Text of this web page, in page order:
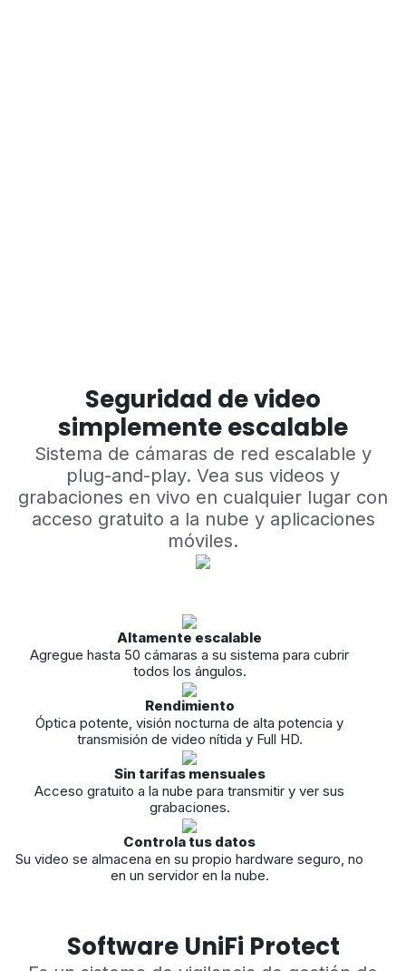
Seguridad de video
simplemente escalable
Sistema de cámaras de red escalable y
plug-and-play. Vea sus videos y
grabaciones en vivo en cualquier lugar con
acceso gratuito a la nube y aplicaciones
móviles.
Altamente escalable
Agregue hasta 50 cámaras a su sistema para cubrir
todos los ángulos.
Rendimiento
Óptica potente, visión nocturna de alta potencia y
transmisión de video nítida y Full HD.
Sin tarifas mensuales
Acceso gratuito a la nube para transmitir y ver sus
grabaciones.
Controla tus datos
Su video se almacena en su propio hardware seguro, no
en un servidor en la nube.
Software UniFi Protect